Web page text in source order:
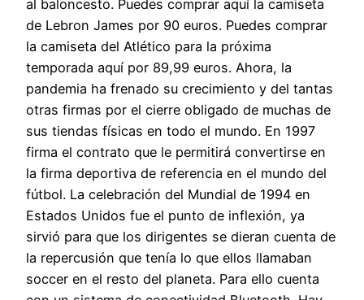
al baloncesto. Puedes comprar aquí la camiseta
de Lebron James por 90 euros. Puedes comprar
la camiseta del Atlético para la próxima
temporada aquí por 89,99 euros. Ahora, la
pandemia ha frenado su crecimiento y del tantas
otras firmas por el cierre obligado de muchas de
sus tiendas físicas en todo el mundo. En 1997
firma el contrato que le permitirá convertirse en
la firma deportiva de referencia en el mundo del
fútbol. La celebración del Mundial de 1994 en
Estados Unidos fue el punto de inflexión, ya
sirvió para que los dirigentes se dieran cuenta de
la repercusión que tenía lo que ellos llamaban
soccer en el resto del planeta. Para ello cuenta